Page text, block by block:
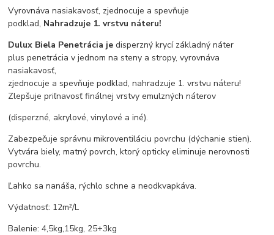
Vyrovnáva nasiakavosť, zjednocuje a spevňuje
podklad, Nahradzuje 1. vrstvu náteru!
Dulux Biela Penetrácia jedisperzný krycí základný náter
plus penetrácia v jednom na steny a stropy, vyrovnáva
nasiakavosť,
zjednocuje a spevňuje podklad, nahradzuje 1. vrstvu náteru!
Zlepšuje priľnavosť finálnej vrstvy emulzných náterov
(disperzné, akrylové, vinylové a iné).
Zabezpečuje správnu mikroventiláciu povrchu (dýchanie stien).
Vytvára biely, matný povrch, ktorý opticky eliminuje nerovnosti
povrchu.
Ľahko sa nanáša, rýchlo schne a neodkvapkáva.
Výdatnosť: 12m²/L
Balenie: 4,5kg,15kg, 25+3kg